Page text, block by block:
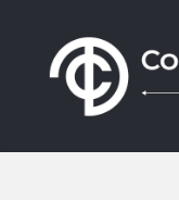
contenido